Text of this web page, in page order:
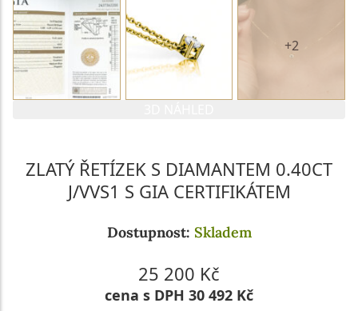
+2
ZLATÝ ŘETÍZEK S DIAMANTEM 0.40CT
J/VVS1 S GIA CERTIFIKÁTEM
Dostupnost: Skladem
25 200 Kč
cena s DPH 30 492 Kč